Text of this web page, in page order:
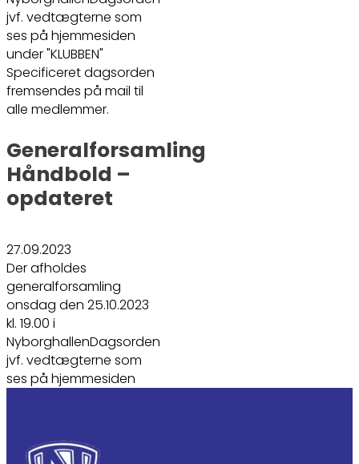
jvf. vedtægterne som
ses på hjemmesiden
under "KLUBBEN"
Specificeret dagsorden
fremsendes på mail til
alle medlemmer.
Generalforsamling
Håndbold –
opdateret
27.09.2023
Der afholdes
generalforsamling
onsdag den 25.10.2023
kl. 19.00 i
NyborghallenDagsorden
jvf. vedtægterne som
ses på hjemmesiden